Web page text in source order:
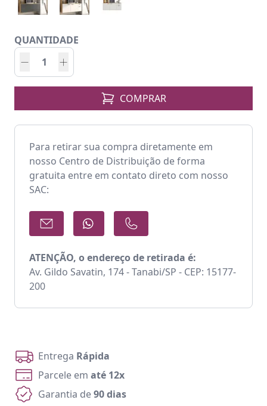
QUANTIDADE
COMPRAR
Para retirar sua compra diretamente em
nosso Centro de Distribuição de forma
gratuita entre em contato direto com nosso
SAC:
ATENÇÃO, o endereço de retirada é:
Av. Gildo Savatin, 174 - Tanabi/SP - CEP: 15177-
200
Entrega Rápida
Parcele em até 12x
Garantia de90 dias